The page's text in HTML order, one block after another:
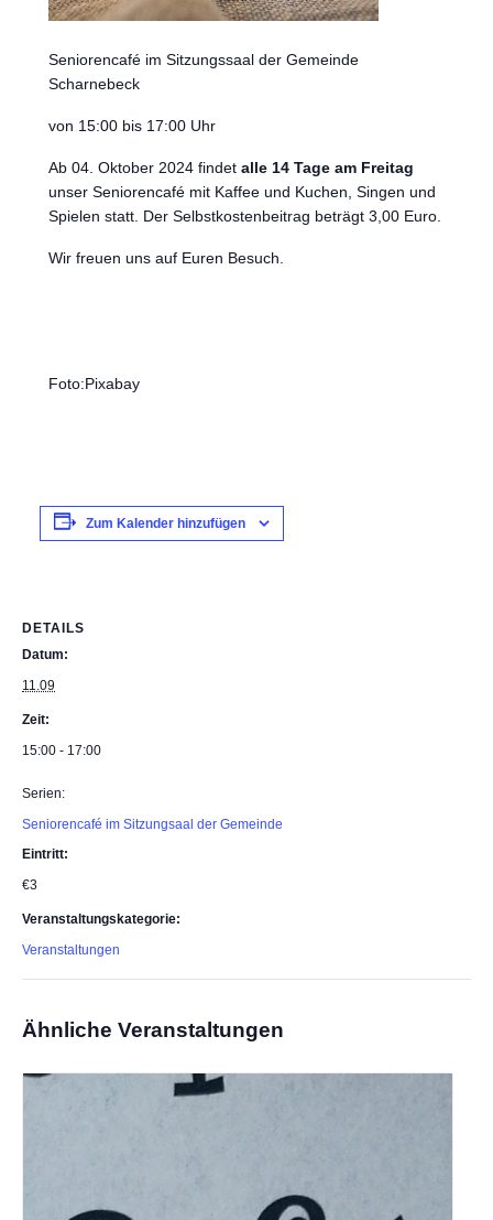
Seniorencafé im Sitzungssaal der Gemeinde
Scharnebeck
von 15:00 bis 17:00 Uhr
Ab 04. Oktober 2024 findet alle 14 Tage am Freitag
unser Seniorencafé mit Kaffee und Kuchen, Singen und
Spielen statt. Der Selbstkostenbeitrag beträgt 3,00 Euro.
Wir freuen uns auf Euren Besuch.
Foto:Pixabay
Zum Kalender hinzufügen
DETAILS
Datum:
11.09
Zeit:
15:00 - 17:00
Serien:
Seniorencafé im Sitzungsaal der Gemeinde
Eintritt:
€3
Veranstaltungskategorie:
Veranstaltungen
Ähnliche Veranstaltungen